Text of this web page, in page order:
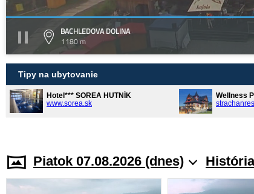
BACHLEDOVA DOLINA
1180 m
Tipy na ubytovanie
Hotel*** SOREA HUTNÍK
www.sorea.sk
Wellness
Piatok 07.08.2026 (dnes)